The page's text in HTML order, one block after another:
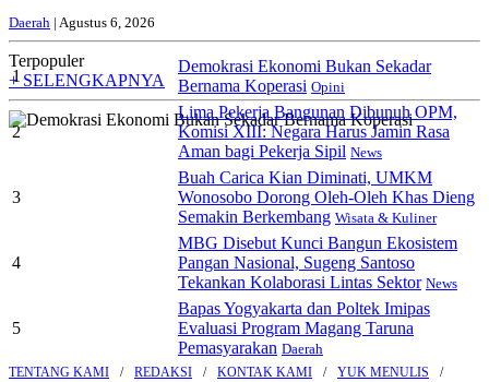
Daerah | Agustus 6, 2026
Terpopuler
+ SELENGKAPNYA
1
Demokrasi Ekonomi Bukan Sekadar
Bernama Koperasi Opini
2
Lima Pekerja Bangunan Dibunuh OPM,
Komisi XIII: Negara Harus Jamin Rasa
Aman bagi Pekerja Sipil News
3
Buah Carica Kian Diminati, UMKM
Wonosobo Dorong Oleh-Oleh Khas Dieng
Semakin Berkembang Wisata & Kuliner
4
MBG Disebut Kunci Bangun Ekosistem
Pangan Nasional, Sugeng Santoso
Tekankan Kolaborasi Lintas Sektor News
5
Bapas Yogyakarta dan Poltek Imipas
Evaluasi Program Magang Taruna
Pemasyarakan Daerah
TENTANG KAMI REDAKSI KONTAK KAMI
YUK MENULIS